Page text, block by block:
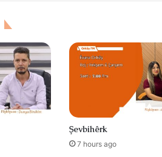
Şevbihêrk
7 hours ago